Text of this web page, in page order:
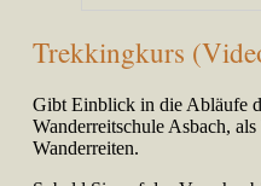
Trekkingkurs
Gibt Einblick in die Abläufe
Wanderreitschule Asbach,
Wanderreiten.